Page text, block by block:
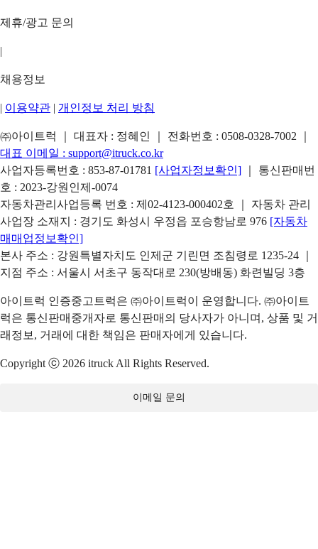
제휴/광고 문의
|
채용정보
| 이용약관 | 개인정보 처리 방침
㈜아이트럭 ｜ 대표자 : 정혜인 ｜ 전화번호 : 0508-0328-7002
대표 이메일 : support@itruck.co.kr
사업자등록번호 : 853-87-01781 [사업자정보확인]
｜ 통신판매번
호 : 2023-강원인제-0074
자동차관리사업등록 번호 : 제02-4123-000402호 ｜ 자동차 관리
사업장 소재지 : 경기도 화성시 우정읍 포승항남로 976 [자동차
매매업정보확인]
본사 주소 : 강원특별자치도 인제군 기린면 조침령로 1235-24 ｜
지점 주소 : 서울시 서초구 동작대로 230(방배동) 화련빌딩 3층
아이트럭 인증중고트럭은 ㈜아이트럭이 운영합니다. ㈜아이트
럭은 통신판매중개자로 통신판매의 당사자가 아니며, 상품 및 거
래정보, 거래에 대한 책임은 판매자에게 있습니다.
Copyright ⓒ 2026 itruck All Rights Reserved.
이메일 문의